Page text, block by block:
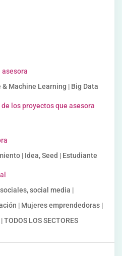
asesora
Machine Learning | Big Data
los proyectos que asesora
| Idea, Seed | Estudiante
social media |
| Mujeres emprendedoras |
LOS SECTORES